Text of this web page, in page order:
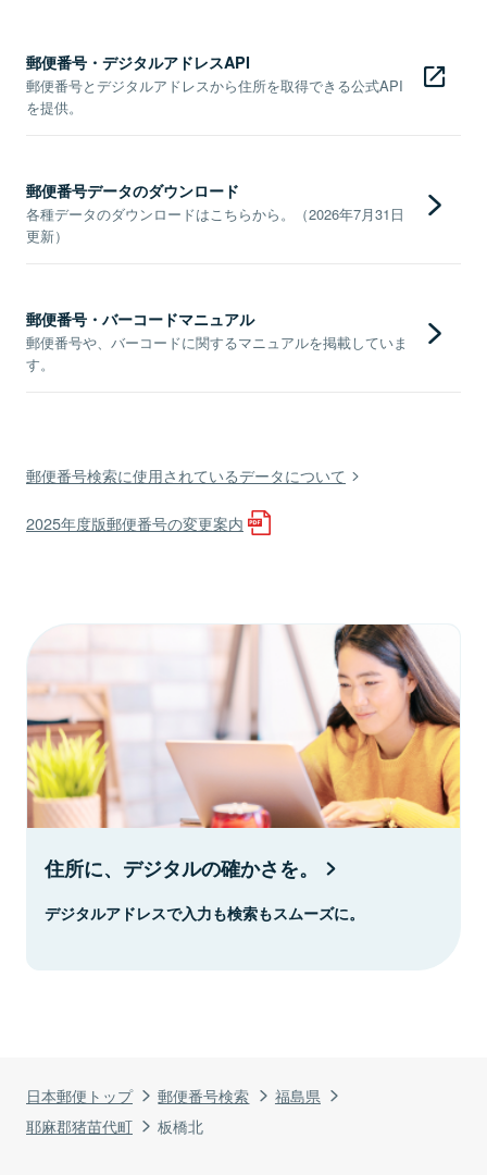
日本郵便トップ 郵便番号検索
福島県
耶麻郡猪苗代町
板橋北
郵便番号・デジタルアドレスAPI
郵便番号とデジタルアドレスから住所を取得できる公式API
を提供。
郵便番号データのダウンロード
各種データのダウンロードはこちらから。（2026年7月31日
更新）
郵便番号・バーコードマニュアル
郵便番号や、バーコードに関するマニュアルを掲載していま
す。
郵便番号検索に使用されているデータについて
2025年度版郵便番号の変更案内
住所に、デジタルの確かさを。
デジタルアドレスで入力も検索もスムーズに。